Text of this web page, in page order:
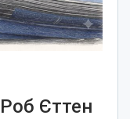
Єттен